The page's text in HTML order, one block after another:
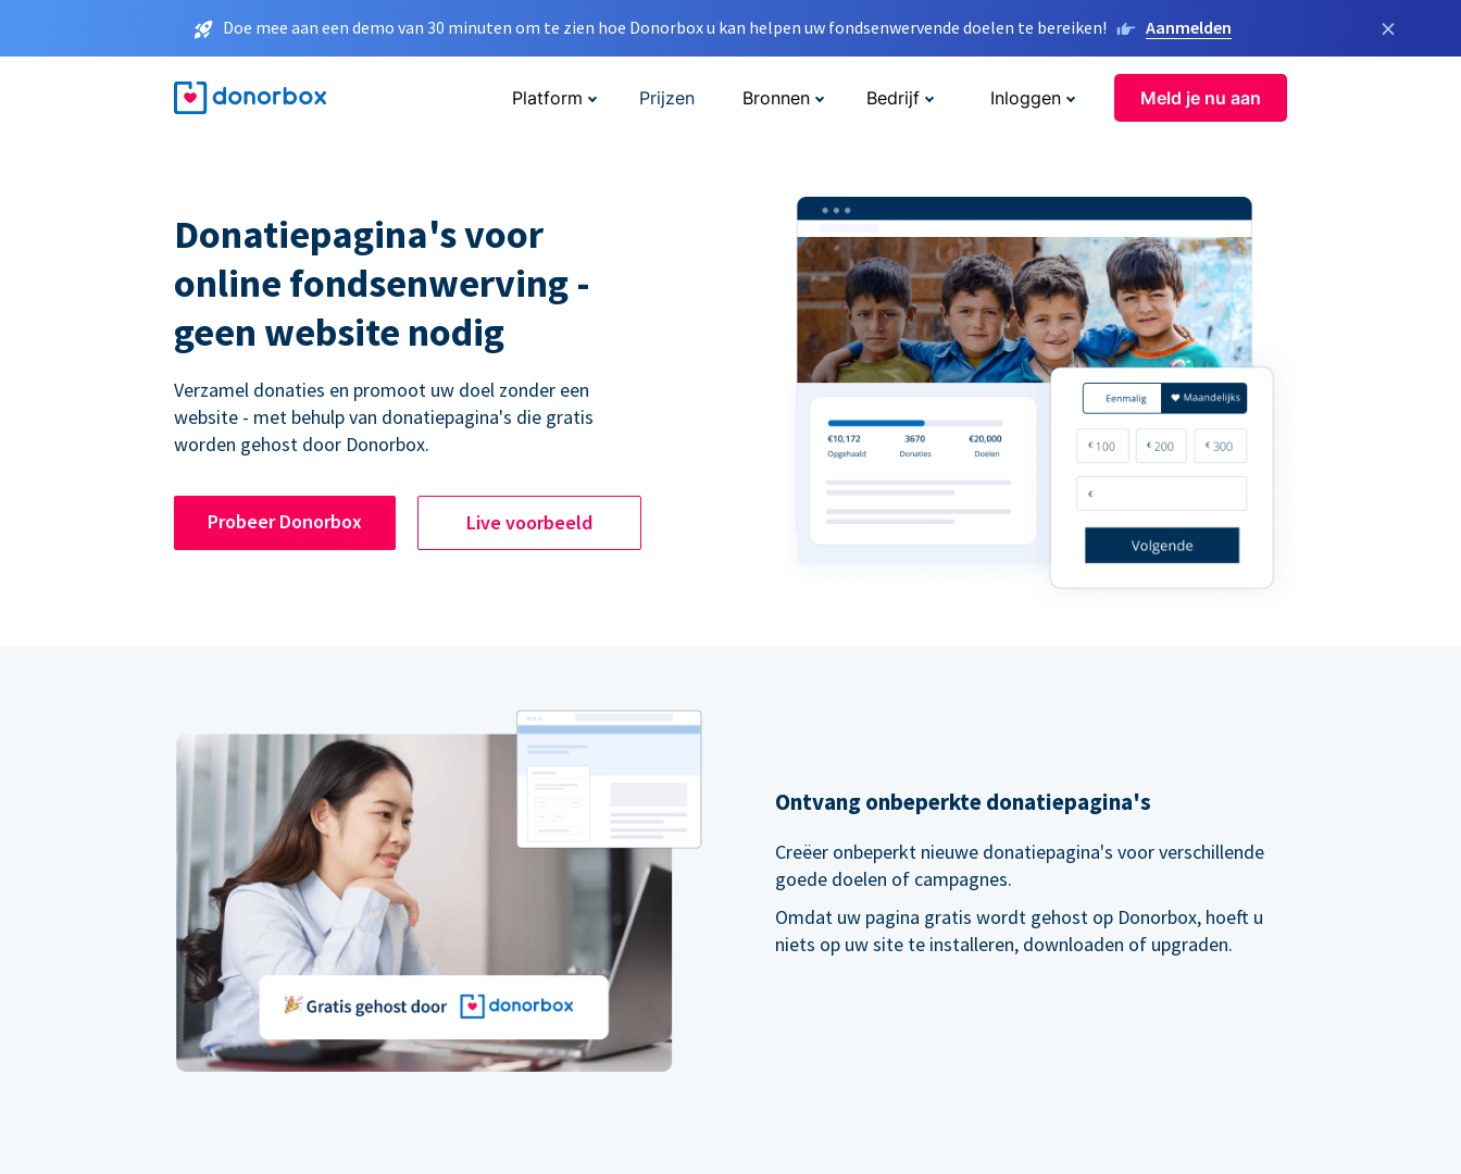
Doe mee aan een demo van 30 minuten om te zien hoe Donorbox u kan helpen uw fondsenwervende doelen te bereiken! Aanmelden ×
Platform Prijzen Bronnen Bedrijf Inloggen Meld je nu aan
Donatiepagina's voor
online fondsenwerving -
geen website nodig
Verzamel donaties en promoot uw doel zonder een
website - met behulp van donatiepagina's die gratis
worden gehost door Donorbox.
Probeer Donorbox Live voorbeeld
Ontvang onbeperkte donatiepagina's
Creëer onbeperkt nieuwe donatiepagina's voor verschillende
goede doelen of campagnes.
Omdat uw pagina gratis wordt gehost op Donorbox, hoeft u
niets op uw site te installeren, downloaden of upgraden.